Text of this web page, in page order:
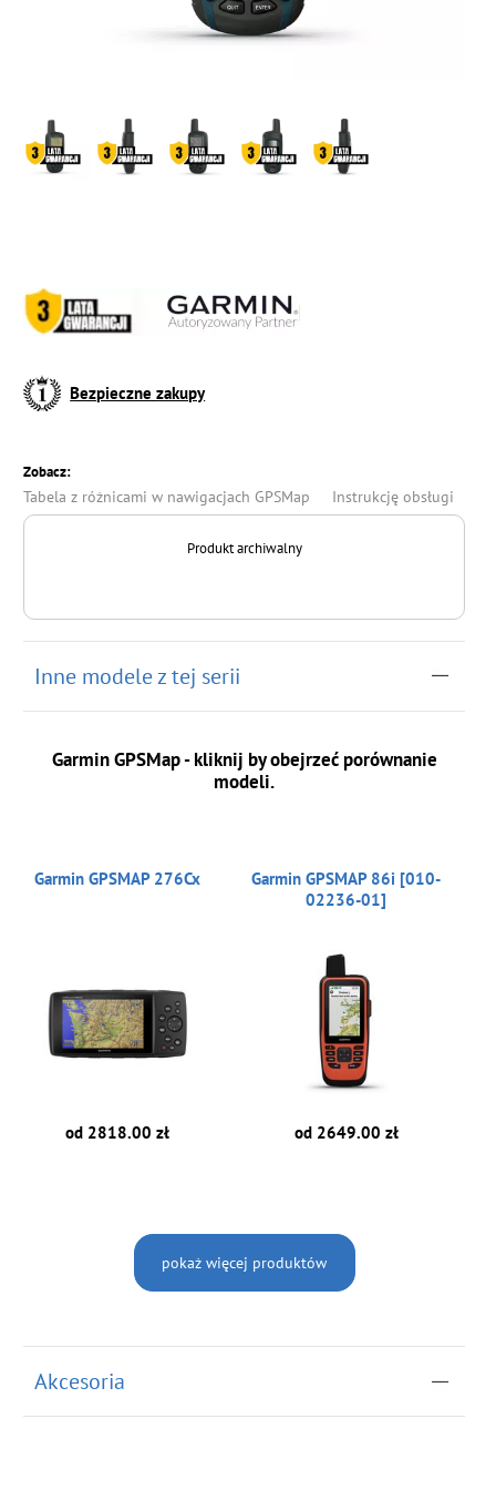
Bezpieczne zakupy
Zobacz:
Tabela z różnicami w nawigacjach GPSMap Instrukcję obsługi
Produkt archiwalny
Inne modele z tej serii
Garmin GPSMap - kliknij by obejrzeć porównanie
modeli.
Garmin GPSMAP 276Cx
od 2818.00 zł
Garmin GPSMAP 86i [010-
02236-01]
od 2649.00 zł
pokaż więcej produktów
Akcesoria